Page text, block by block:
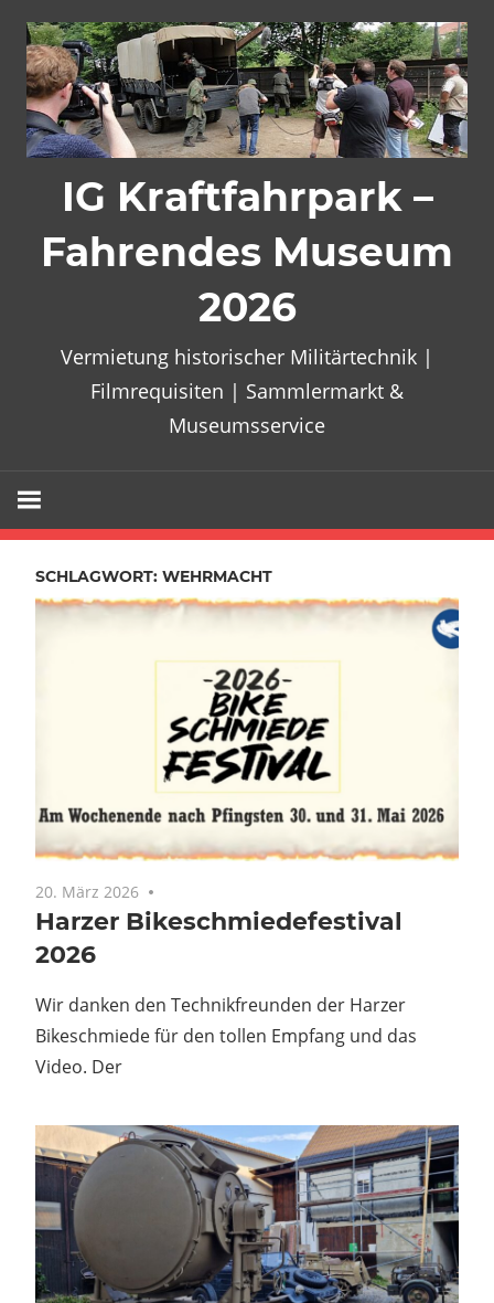
Inhalt
springen
IG Kraftfahrpark –
Fahrendes Museum
2026
Vermietung historischer Militärtechnik |
Filmrequisiten | Sammlermarkt &
Museumsservice
SCHLAGWORT: WEHRMACHT
20. März 2026
Harzer Bikeschmiedefestival
2026
Wir danken den Technikfreunden der Harzer
Bikeschmiede für den tollen Empfang und das
Video. Der